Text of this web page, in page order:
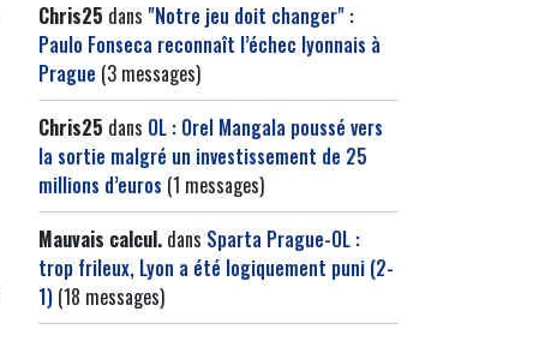
Chris25 dans "Notre jeu doit changer" :
Paulo Fonseca reconnaît l’échec lyonnais à
Prague (3 messages)
Chris25 dans OL : Orel Mangala poussé vers
la sortie malgré un investissement de 25
millions d’euros (1 messages)
Mauvais calcul. dans Sparta Prague-OL :
trop frileux, Lyon a été logiquement puni (2-
1) (18 messages)